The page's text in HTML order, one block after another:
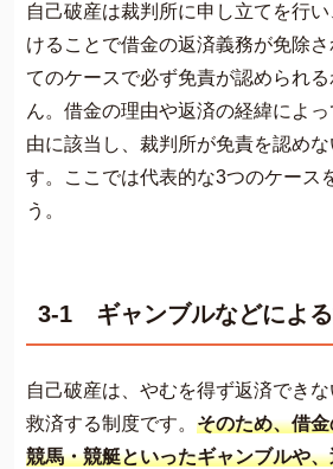
自己破産は裁判所に申し立てを行
けることで借金の返済義務が免除
てのケースで必ず免責が認められ
ん。借金の理由や返済の経緯によ
由に該当し、裁判所が免責を認め
す。ここでは代表的な3つのケース
う。
3-1 ギャンブルなどによ
自己破産は、やむを得ず返済でき
救済する制度です。 そのため、借
競馬・競艇といったギャンブルや